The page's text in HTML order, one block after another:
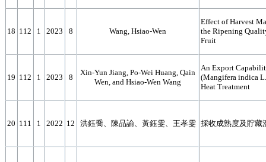
18 112 1 2023 8 Wang, Hsiao-Wen
Effect of Harvest
the Ripening
Fruit
19 112 1 2023 8
Xin-Yun Jiang, Po-Wei Huang, Qain
Wen, and Hsiao-Wen Wang
An Export
(Mangifera indica
Heat Treatment
20 111 1 2022 12 洪鈺喬、陳品諭、黃鈺雯、王孝雯 採收成熟度及貯藏